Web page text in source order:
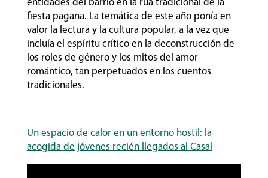
entidades del barrio en la rúa tradicional de la
fiesta pagana. La temática de este año ponía en
valor la lectura y la cultura popular, a la vez que
incluía el espíritu crítico en la deconstrucción de
los roles de género y los mitos del amor
romántico, tan perpetuados en los cuentos
tradicionales.
Un espacio de calor en un entorno hostil: la
acogida de jóvenes recién llegados al Casal